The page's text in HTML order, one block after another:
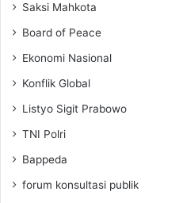
Saksi Mahkota
Board of Peace
Ekonomi Nasional
Konflik Global
Listyo Sigit Prabowo
TNI Polri
Bappeda
forum konsultasi publik